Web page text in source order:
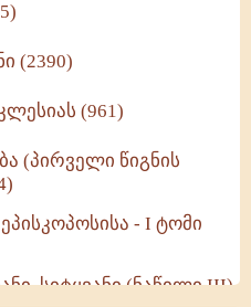
(2390)
(961)
(პირველი წიგნის
- I ტომი
სიტყვანი (ნაწილი III)